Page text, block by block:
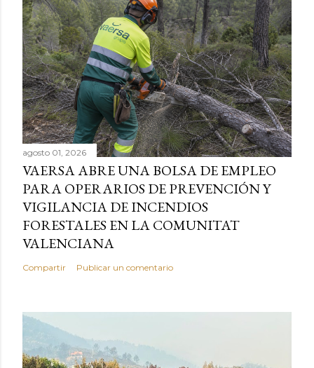
agosto 01, 2026
VAERSA ABRE UNA BOLSA DE EMPLEO
PARA OPERARIOS DE PREVENCIÓN Y
VIGILANCIA DE INCENDIOS
FORESTALES EN LA COMUNITAT
VALENCIANA
Compartir Publicar un comentario